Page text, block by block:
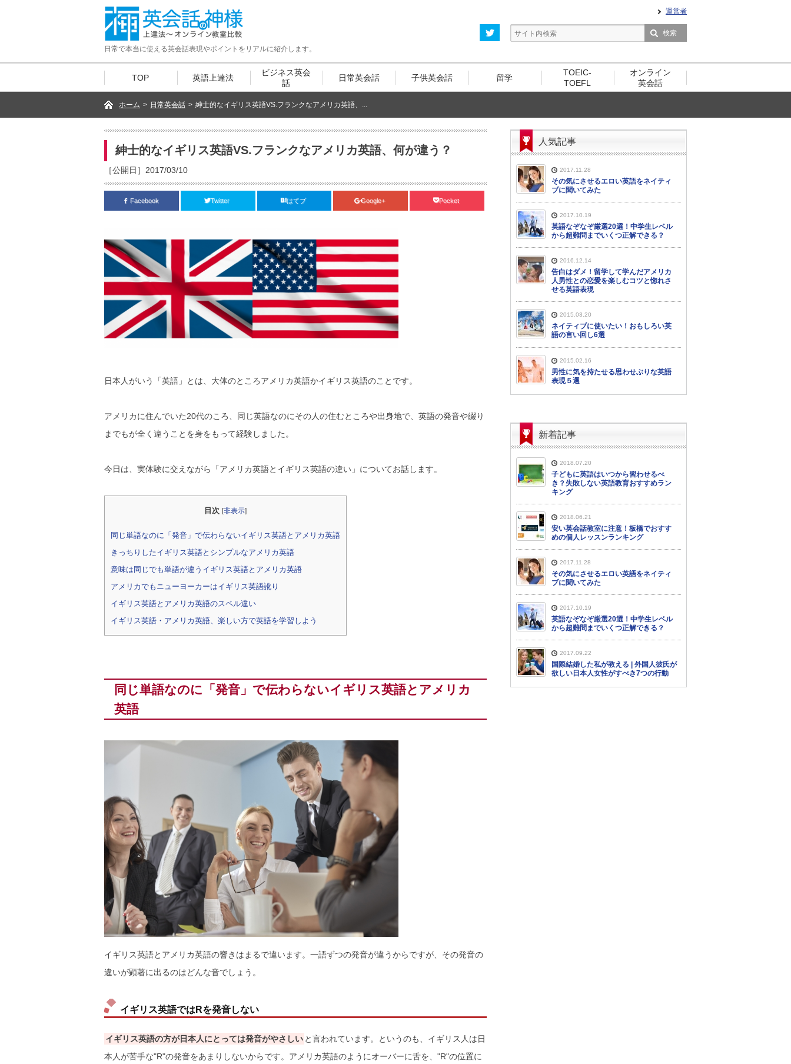
運営者
日常で本当に使える英会話表現やポイントをリアルに紹介します。
TOP 英語上達法
ビジネス英会
話
日常英会話 子供英会話 留学
TOEIC-
TOEFL
オンライン
英会話
ホーム > 日常英会話 > 紳士的なイギリス英語VS.フランクなアメリカ英語、...
紳士的なイギリス英語VS.フランクなアメリカ英語、何が違う？
［公開日］2017/03/10
Facebook Twitter はてブ Google+ Pocket
日本人がいう「英語」とは、大体のところアメリカ英語かイギリス英語のことです。
アメリカに住んでいた20代のころ、同じ英語なのにその人の住むところや出身地で、英語の発音や綴り
までもが全く違うことを身をもって経験しました。
今日は、実体験に交えながら「アメリカ英語とイギリス英語の違い」についてお話します。
目次 [非表示]
同じ単語なのに「発音」で伝わらないイギリス英語とアメリカ英語
きっちりしたイギリス英語とシンプルなアメリカ英語
意味は同じでも単語が違うイギリス英語とアメリカ英語
アメリカでもニューヨーカーはイギリス英語訛り
イギリス英語とアメリカ英語のスペル違い
イギリス英語・アメリカ英語、楽しい方で英語を学習しよう
同じ単語なのに「発音」で伝わらないイギリス英語とアメリカ
英語
イギリス英語とアメリカ英語の響きはまるで違います。一語ずつの発音が違うからですが、その発音の
違いが顕著に出るのはどんな音でしょう。
イギリス英語ではRを発音しない
イギリス英語の方が日本人にとっては発音がやさしい と言われています。というのも、イギリス人は日
本人が苦手な"R"の発音をあまりしないからです。アメリカ英語のようにオーバーに舌を、"R"の位置に
人気記事
2017.11.28
その気にさせるエロい英語をネイティ
ブに聞いてみた
2017.10.19
英語なぞなぞ厳選20選！中学生レベル
から超難問までいくつ正解できる？
2016.12.14
告白はダメ！留学して学んだアメリカ
人男性との恋愛を楽しむコツと惚れさ
せる英語表現
2015.03.20
ネイティブに使いたい！おもしろい英
語の言い回し6選
2015.02.16
男性に気を持たせる思わせぶりな英語
表現５選
新着記事
2018.07.20
子どもに英語はいつから習わせるべ
き？失敗しない英語教育おすすめラン
キング
2018.06.21
安い英会話教室に注意！板橋でおすす
めの個人レッスンランキング
2017.11.28
その気にさせるエロい英語をネイティ
ブに聞いてみた
2017.10.19
英語なぞなぞ厳選20選！中学生レベル
から超難問までいくつ正解できる？
2017.09.22
国際結婚した私が教える | 外国人彼氏が
欲しい日本人女性がすべき7つの行動